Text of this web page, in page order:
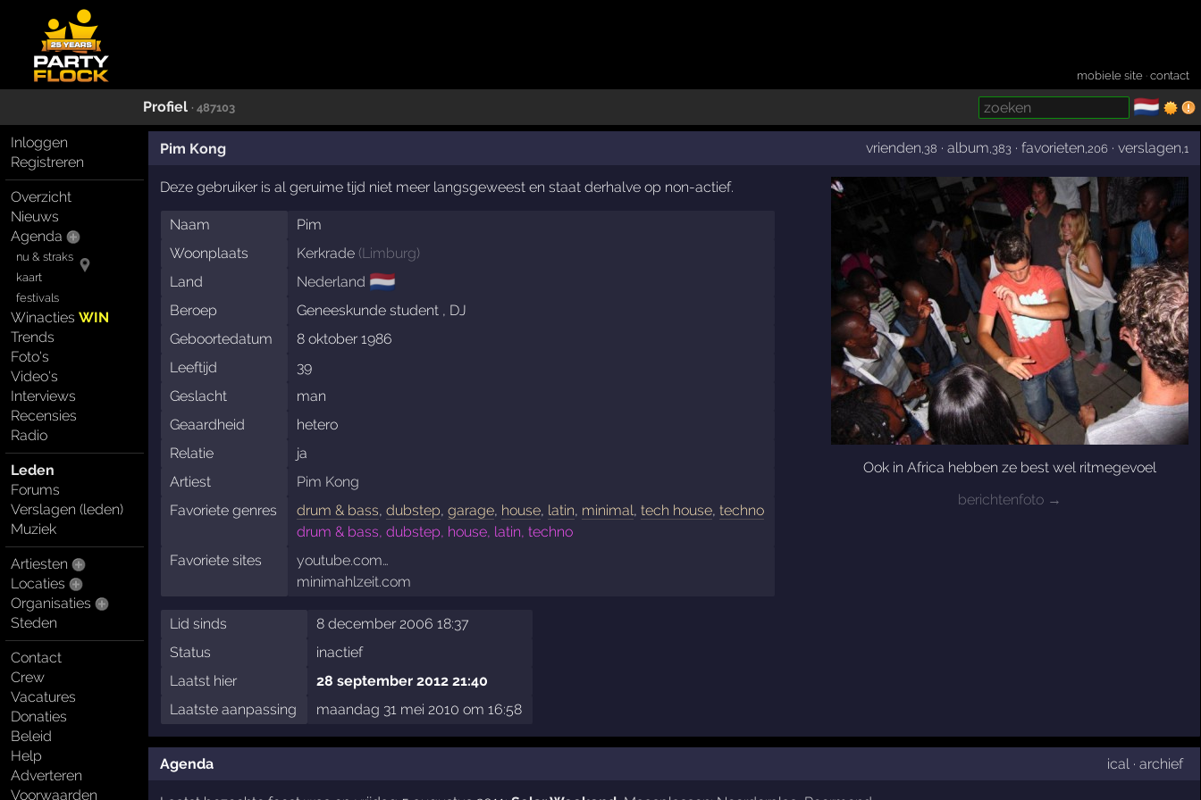
mobiele site ·contact
Profiel · 487103 🇳🇱
Inloggen
Registreren
Overzicht
Nieuws
Agenda
nu & straks
kaart
festivals
WinactiesWIN
Trends
Foto's
Video's
Interviews
Recensies
Radio
Leden
Forums
Verslagen (leden)
Muziek
Artiesten
Locaties
Organisaties
Steden
Contact
Crew
Vacatures
Donaties
Beleid
Help
Adverteren
Voorwaarden
Pim Kong vrienden ,38 ·album ,383 ·favorieten ,206 ·verslagen ,1
Ook in Africa hebben ze best wel ritmegevoel
berichtenfoto →
Deze gebruiker is al geruime tijd niet meer langsgeweest en staat derhalve op non-actief.
Naam
Pim
Woonplaats
Kerkrade (Limburg)
Land
Nederland 🇳🇱
Beroep
Geneeskunde student , DJ
Geboortedatum
8 oktober 1986
Leeftijd
39
Geslacht
man
Geaardheid
hetero
Relatie
ja
Artiest
Pim Kong
Favoriete genres
drum & bass,dubstep,garage, house, latin, minimal,tech house,techno
drum & bass, dubstep, house, latin, techno
Favoriete sites
youtube.com…
minimahlzeit.com
Lid sinds
8 december 2006 18:37
Status
inactief
Laatst hier
28 september 2012 21:40
Laatste aanpassing
maandag 31 mei 2010 om 16:58
Agenda ical · archief